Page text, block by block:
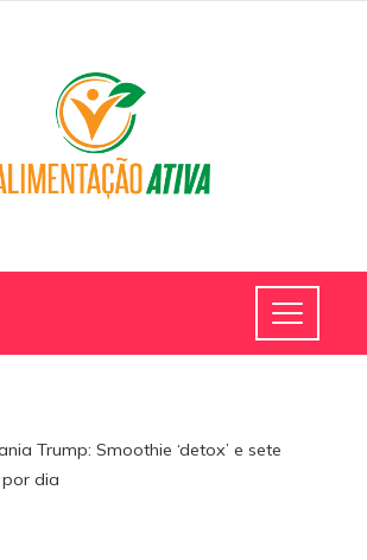
Trump: Smoothie ‘detox’ e sete
dia